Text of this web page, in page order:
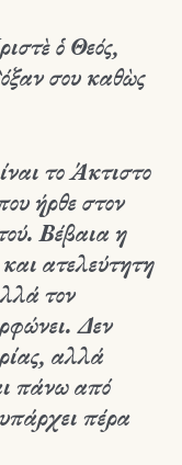
ὁ Θεός,
σου καθὼς
το Άκτιστο
ήρθε στον
Βέβαια η
ατελεύτητη
τον
Δεν
αλλά
πάνω από
πέρα